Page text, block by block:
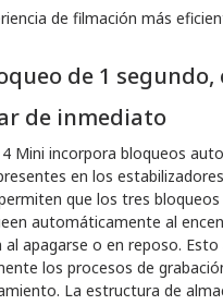
de filmación más
de 1 segundo,
de inmediato
4 Mini incorpora bloqueos
en los
que los tres
automáticamente al
al apagarse o en reposo. Esto
los procesos de
La estructura de